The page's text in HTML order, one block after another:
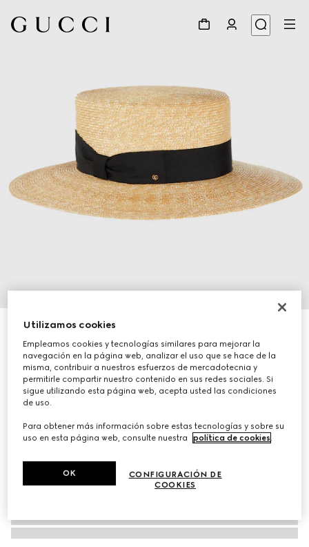
Sombrero de paja con detalle de grosgrain
€ 470
Utilizamos cookies
Empleamos cookies y tecnologías similares para mejorar la
navegación en la página web, analizar el uso que se hace de la
misma, contribuir a nuestros esfuerzos de mercadotecnia y
permitirle compartir nuestro contenido en sus redes sociales. Si
sigue utilizando esta página web, acepta usted las condiciones
de uso.
Para obtener más información sobre estas tecnologías y sobre su
uso en esta página web, consulte nuestra
política de cookies
CONFIGURACIÓN DE
COOKIES
OK